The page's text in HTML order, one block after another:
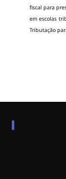
fiscal para
em escolas
Tributação